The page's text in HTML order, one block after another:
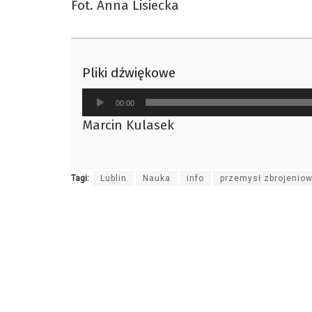
Fot. Anna Lisiecka
Pliki dźwiękowe
Odtwarzacz
plików
dźwiękowych
00:00
Marcin Kulasek
Tagi: Lublin Nauka info przemysł